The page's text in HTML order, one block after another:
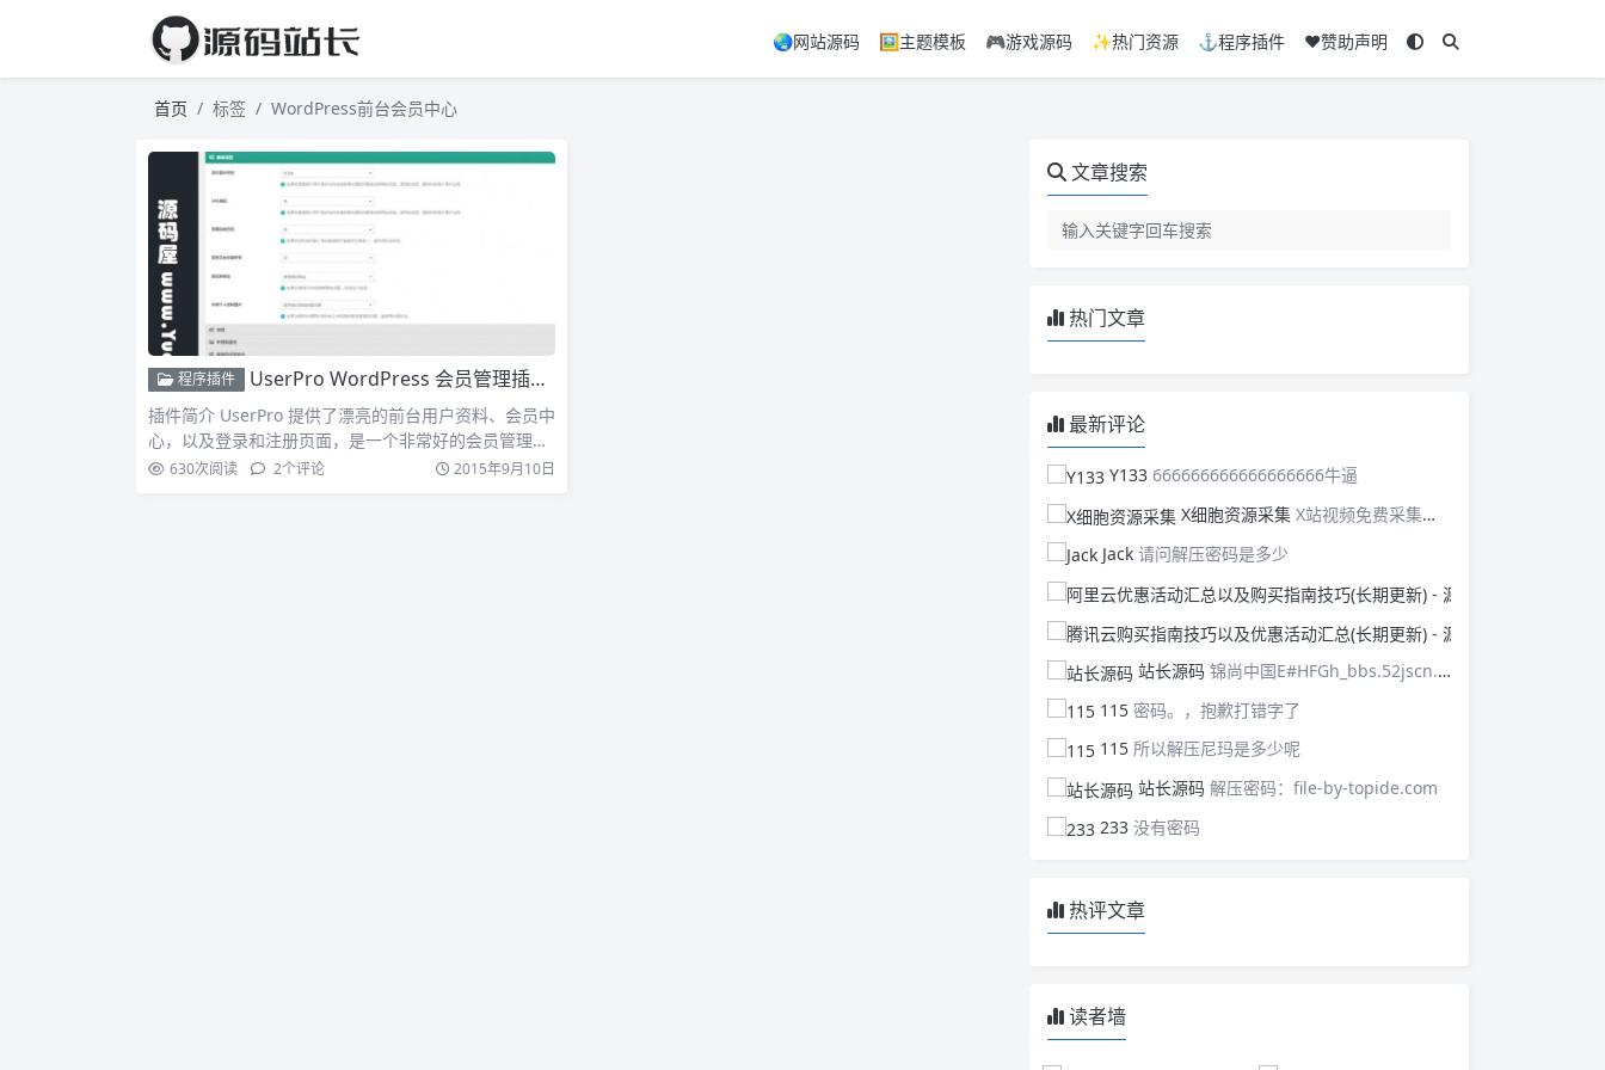
🌏网站源码 🖼️主题模板 🎮游戏源码 ✨热门资源 ⚓程序插件 ❤️赞助声明
首页 标签 WordPress前台会员中心
程序插件 UserPro WordPress 会员管理插件 漂亮的前台用户资料+会员中心+登录注册页面
插件简介 UserPro 提供了漂亮的前台用户资料、会员中
心，以及登录和注册页面，是一个非常好的会员管理插
件。…
630次阅读 2个评论 2015年9月10日
文章搜索
热门文章
最新评论
Y133 666666666666666666牛逼
X细胞资源采集 X站视频免费采集，可以适配此CMS，含免费模板。有需要的站长可以看看xxibaozyw.com
Jack 请问解压密码是多少
站长源码 锦尚中国E#HFGh_bbs.52jscn.comEYzhibo8
115 密码。，抱歉打错字了
115 所以解压尼玛是多少呢
站长源码 解压密码：file-by-topide.com
233 没有密码
热评文章
读者墙